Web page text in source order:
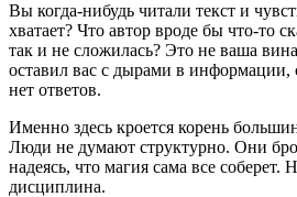
Вы когда-нибудь читали текст и
хватает? Что автор вроде бы что-то
так и не сложилась? Это не ваша
оставил вас с дырами в информации,
нет ответов.
Именно здесь кроется корень
Люди не думают структурно. Они
надеясь, что магия сама все соберет.
дисциплина.